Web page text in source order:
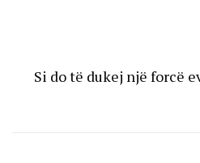
Si do të dukej një forcë